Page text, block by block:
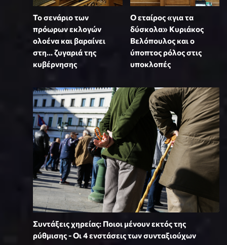
Το σενάριο των
πρόωρων εκλογών
ολοένα και βαραίνει
στη… ζυγαριά της
κυβέρνησης
Ο εταίρος «για τα
δύσκολα» Κυριάκος
Βελόπουλος και ο
ύποπτος ρόλος στις
υποκλοπές
Συντάξεις χηρείας: Ποιοι μένουν εκτός της
ρύθμισης - Οι 4 ενστάσεις των συνταξιούχων